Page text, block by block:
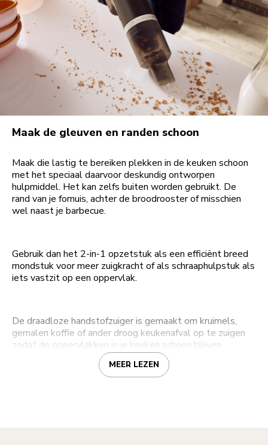
Maak de gleuven en randen schoon
Maak die lastig te bereiken plekken in de keuken schoon
met het speciaal daarvoor deskundig ontworpen
hulpmiddel. Het kan zelfs buiten worden gebruikt. De
rand van je fornuis, achter de broodrooster of misschien
wel naast je barbecue.
Gebruik dan het 2-in-1 opzetstuk als een efficiënt breed
mondstuk voor meer zuigkracht of als schraaphulpstuk als
iets vastzit op een oppervlak.
De draadloze handstofzuiger is gemaakt om kruimels,
gemalen koffie of ander droog keukenafval op te zuigen
zodat de oppervlakken in je keuken schoon blijven.
MEER LEZEN